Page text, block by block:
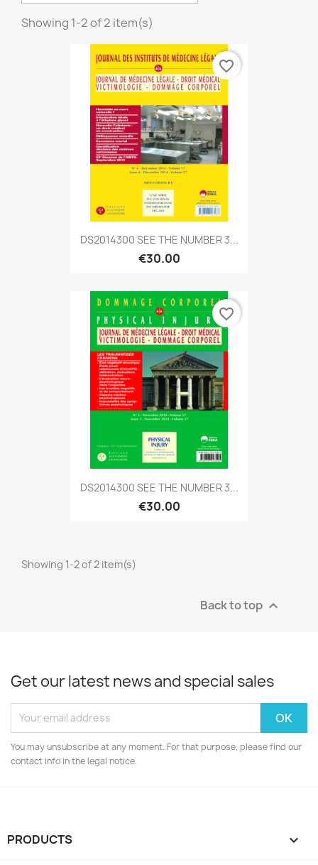
Showing 1-2 of 2 item(s)
DS2014300 SEE THE NUMBER 3...
€30.00
favorite_border
DS2014300 SEE THE NUMBER 3...
€30.00
favorite_border
Showing 1-2 of 2 item(s)
Back to top 
Get our latest news and special sales
You may unsubscribe at any moment. For that purpose, please find our
contact info in the legal notice.
PRODUCTS 